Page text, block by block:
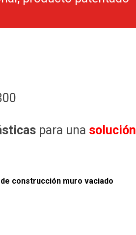
para una solución
construcción muro vaciado